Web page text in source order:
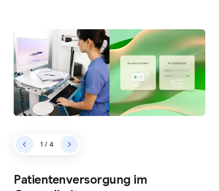
Patientenversorgung im
1 / 4